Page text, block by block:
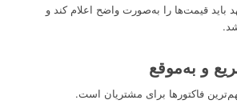
باید قیمت‌ها را به‌صورت واضح اعلام کند و
فاکتورها برای مشتریان است.